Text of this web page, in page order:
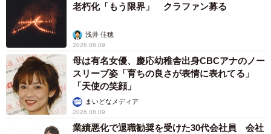
老朽化「もう限界」 クラファン募る
浅井 佳穂
2026.08.09
母は有名女優、慶応幼稚舎出身CBCアナのノー
スリーブ姿「育ちの良さが表情に表れてる」
「天使の笑顔」
まいどなメディア
2026.08.09
業績悪化で退職勧奨を受けた30代会社員 会社